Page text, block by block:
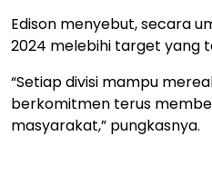
Edison menyebut, secara
2024 melebihi target yang
“Setiap divisi mampu
berkomitmen terus
masyarakat,” pungkasnya.